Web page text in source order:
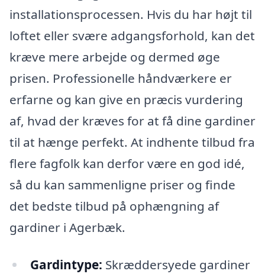
installationsprocessen. Hvis du har højt til
loftet eller svære adgangsforhold, kan det
kræve mere arbejde og dermed øge
prisen. Professionelle håndværkere er
erfarne og kan give en præcis vurdering
af, hvad der kræves for at få dine gardiner
til at hænge perfekt. At indhente tilbud fra
flere fagfolk kan derfor være en god idé,
så du kan sammenligne priser og finde
det bedste tilbud på ophængning af
gardiner i Agerbæk.
Gardintype: Skræddersyede gardiner